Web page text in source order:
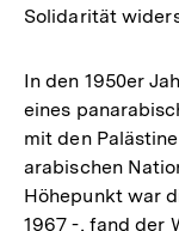
Solidarität
In den 1950er
eines
mit den
arabischen
Höhepunkt war
1967 -, fand der